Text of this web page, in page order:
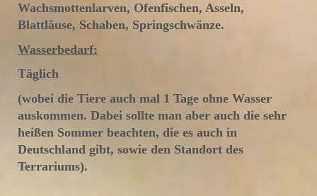
Wachsmottenlarven, Ofenfischen, Asseln,
Blattläuse, Schaben, Springschwänze.
Wasserbedarf:
Täglich
(wobei die Tiere auch mal 1 Tage ohne Wasser
auskommen. Dabei sollte man aber auch die sehr
heißen Sommer beachten, die es auch in
Deutschland gibt, sowie den Standort des
Terrariums).